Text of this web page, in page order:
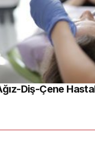
Diş-Çene